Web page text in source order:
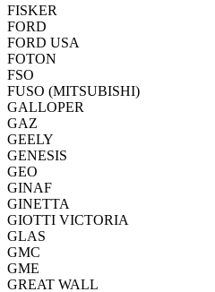
FISKER
FORD
FORD USA
FOTON
FSO
FUSO (MITSUBISHI)
GALLOPER
GAZ
GEELY
GENESIS
GEO
GINAF
GINETTA
GIOTTI VICTORIA
GLAS
GMC
GME
GREAT WALL